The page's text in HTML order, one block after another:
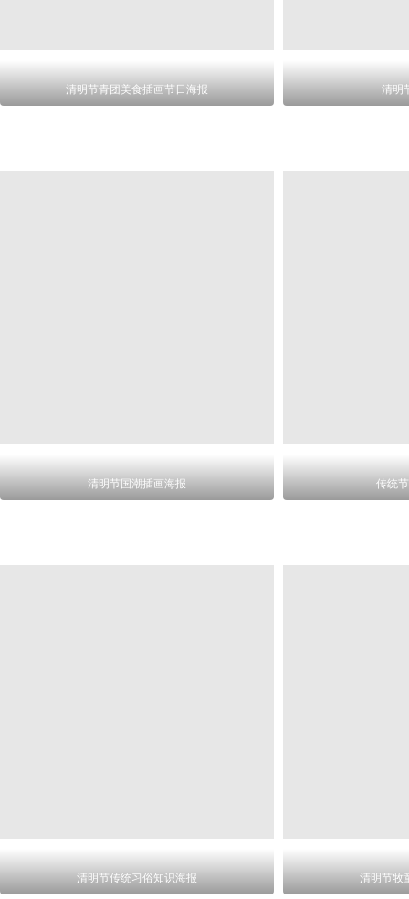
清明节青团美食插画节日海报 清明
清明节国潮插画海报 传统
清明节传统习俗知识海报 清明节牧